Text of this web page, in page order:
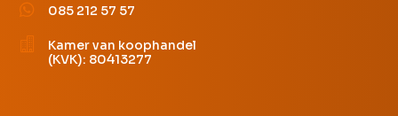
 085 212 57 57

Kamer van koophandel
(KVK): 80413277